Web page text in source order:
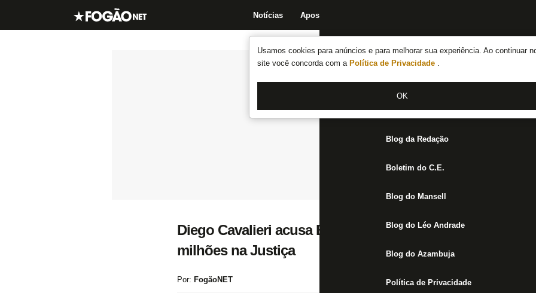
Usamos cookies para anúncios e para melhorar sua experiência. Ao continuar
site você concorda com a Política de Privacidade .
OK
Notícias Apostas
Notícias do Botafogo
Fórum
Jogos
Blog da Redação
Boletim do C.E.
Blog do Mansell
Blog do Léo Andrade
Blog do Azambuja
Política de Privacidade
Diego Cavalieri acusa Botafogo de ‘assédio moral’ e
milhões na Justiça
Por: FogãoNET